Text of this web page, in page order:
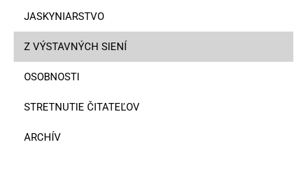
JASKYNIARSTVO
Z VÝSTAVNÝCH SIENÍ
OSOBNOSTI
STRETNUTIE ČITATEĽOV
ARCHÍV